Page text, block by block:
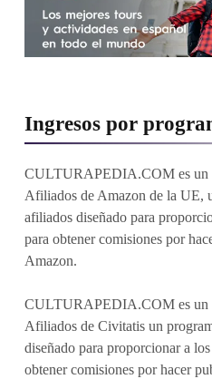
Ingresos por
CULTURAPEDIA.COM es un
Afiliados de Amazon de la UE,
afiliados diseñado para
para obtener comisiones por
Amazon.
CULTURAPEDIA.COM es un
Afiliados de Civitatis un
diseñado para proporcionar a
obtener comisiones por hacer